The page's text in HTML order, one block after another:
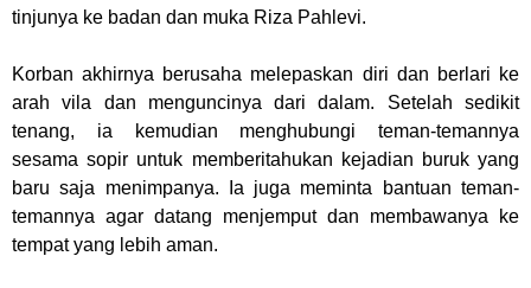
tinjunya ke badan dan muka Riza Pahlevi.
Korban akhirnya berusaha melepaskan diri dan berlari ke
arah vila dan menguncinya dari dalam. Setelah sedikit
tenang, ia kemudian menghubungi teman-temannya
sesama sopir untuk memberitahukan kejadian buruk yang
baru saja menimpanya. Ia juga meminta bantuan teman-
temannya agar datang menjemput dan membawanya ke
tempat yang lebih aman.